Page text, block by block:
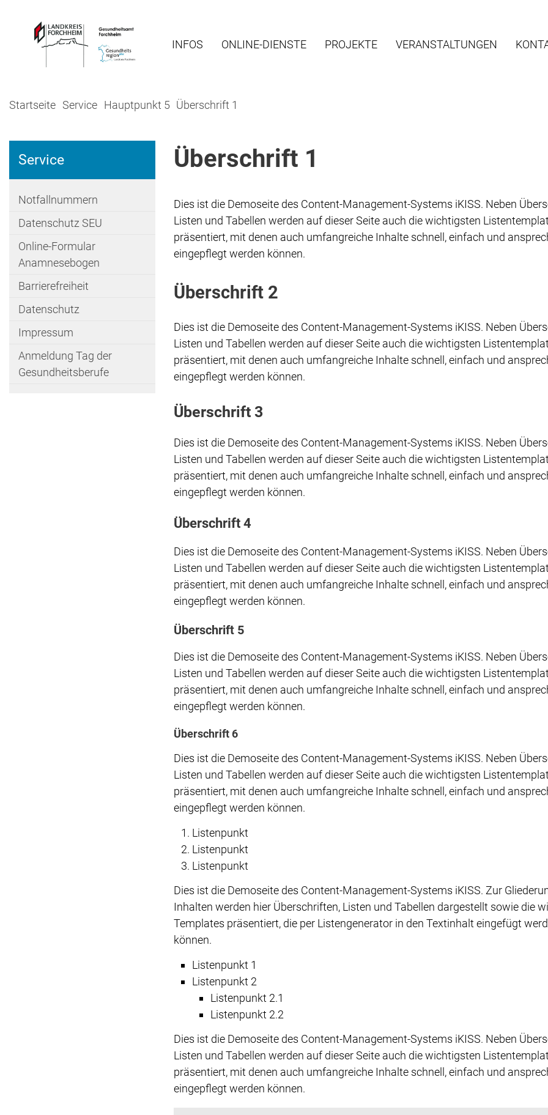
INFOS ONLINE-DIENSTE PROJEKTE VERANSTALTUNGEN
Startseite Service Hauptpunkt 5 Überschrift 1
Service
Notfallnummern
Datenschutz SEU
Online-Formular
Anamnesebogen
Barrierefreiheit
Datenschutz
Impressum
Anmeldung Tag der
Gesundheitsberufe
Überschrift 1
Dies ist die Demoseite des Content-Management-Systems iKISS. Neben
Listen und Tabellen werden auf dieser Seite auch die wichtigsten
präsentiert, mit denen auch umfangreiche Inhalte schnell, einfach und
eingepflegt werden können.
Überschrift 2
Dies ist die Demoseite des Content-Management-Systems iKISS. Neben
Listen und Tabellen werden auf dieser Seite auch die wichtigsten
präsentiert, mit denen auch umfangreiche Inhalte schnell, einfach und
eingepflegt werden können.
Überschrift 3
Dies ist die Demoseite des Content-Management-Systems iKISS. Neben
Listen und Tabellen werden auf dieser Seite auch die wichtigsten
präsentiert, mit denen auch umfangreiche Inhalte schnell, einfach und
eingepflegt werden können.
Überschrift 4
Dies ist die Demoseite des Content-Management-Systems iKISS. Neben
Listen und Tabellen werden auf dieser Seite auch die wichtigsten
präsentiert, mit denen auch umfangreiche Inhalte schnell, einfach und
eingepflegt werden können.
Überschrift 5
Dies ist die Demoseite des Content-Management-Systems iKISS. Neben
Listen und Tabellen werden auf dieser Seite auch die wichtigsten
präsentiert, mit denen auch umfangreiche Inhalte schnell, einfach und
eingepflegt werden können.
Überschrift 6
Dies ist die Demoseite des Content-Management-Systems iKISS. Neben
Listen und Tabellen werden auf dieser Seite auch die wichtigsten
präsentiert, mit denen auch umfangreiche Inhalte schnell, einfach und
eingepflegt werden können.
Listenpunkt
Listenpunkt
Listenpunkt
Dies ist die Demoseite des Content-Management-Systems iKISS. Zur
Inhalten werden hier Überschriften, Listen und Tabellen dargestellt sowie die
Templates präsentiert, die per Listengenerator in den Textinhalt eingefügt
können.
Listenpunkt 1
Listenpunkt 2
Listenpunkt 2.1
Listenpunkt 2.2
Dies ist die Demoseite des Content-Management-Systems iKISS. Neben
Listen und Tabellen werden auf dieser Seite auch die wichtigsten
präsentiert, mit denen auch umfangreiche Inhalte schnell, einfach und
eingepflegt werden können.